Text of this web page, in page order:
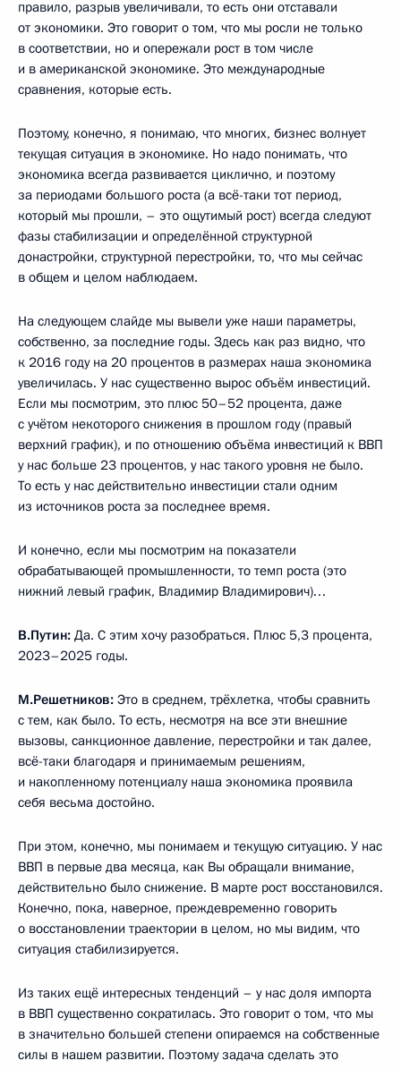
правило, разрыв увеличивали, то есть они отставали
от экономики. Это говорит о том, что мы росли не только
в соответствии, но и опережали рост в том числе
и в американской экономике. Это международные
сравнения, которые есть.
Поэтому, конечно, я понимаю, что многих, бизнес волнует
текущая ситуация в экономике. Но надо понимать, что
экономика всегда развивается циклично, и поэтому
за периодами большого роста (а всё-таки тот период,
который мы прошли, – это ощутимый рост) всегда следуют
фазы стабилизации и определённой структурной
донастройки, структурной перестройки, то, что мы сейчас
в общем и целом наблюдаем.
На следующем слайде мы вывели уже наши параметры,
собственно, за последние годы. Здесь как раз видно, что
к 2016 году на 20 процентов в размерах наша экономика
увеличилась. У нас существенно вырос объём инвестиций.
Если мы посмотрим, это плюс 50–52 процента, даже
с учётом некоторого снижения в прошлом году (правый
верхний график), и по отношению объёма инвестиций к ВВП
у нас больше 23 процентов, у нас такого уровня не было.
То есть у нас действительно инвестиции стали одним
из источников роста за последнее время.
И конечно, если мы посмотрим на показатели
обрабатывающей промышленности, то темп роста (это
нижний левый график, Владимир Владимирович)…
В.Путин: Да. С этим хочу разобраться. Плюс 5,3 процента,
2023–2025 годы.
М.Решетников: Это в среднем, трёхлетка, чтобы сравнить
с тем, как было. То есть, несмотря на все эти внешние
вызовы, санкционное давление, перестройки и так далее,
всё-таки благодаря и принимаемым решениям,
и накопленному потенциалу наша экономика проявила
себя весьма достойно.
При этом, конечно, мы понимаем и текущую ситуацию. У нас
ВВП в первые два месяца, как Вы обращали внимание,
действительно было снижение. В марте рост восстановился.
Конечно, пока, наверное, преждевременно говорить
о восстановлении траектории в целом, но мы видим, что
ситуация стабилизируется.
Из таких ещё интересных тенденций – у нас доля импорта
в ВВП существенно сократилась. Это говорит о том, что мы
в значительно большей степени опираемся на собственные
силы в нашем развитии. Поэтому задача сделать это